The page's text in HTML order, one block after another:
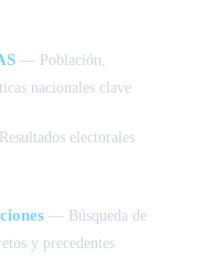
— Población,
nacionales clave
electorales
— Búsqueda de
y precedentes